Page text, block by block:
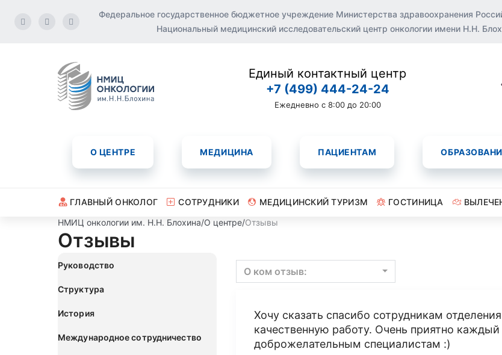
Федеральное государственное бюджетное учреждение Министерства здравоохранения
Национальный медицинский исследовательский центр онкологии имени Н.Н.
Единый контактный центр
+7 (499) 444-24-24
Ежедневно с 8:00 до 20:00
О ЦЕНТРЕ МЕДИЦИНА ПАЦИЕНТАМ
ГЛАВНЫЙ ОНКОЛОГ СОТРУДНИКИ МЕДИЦИНСКИЙ ТУРИЗМ ГОСТИНИЦА
НМИЦ онкологии им. Н.Н. Блохина/О центре/Отзывы
Отзывы
Руководство
Структура
История
Международное сотрудничество
О ком отзыв:
Хочу сказать спасибо сотрудникам
качественную работу. Очень приятно
доброжелательным специалистам :)